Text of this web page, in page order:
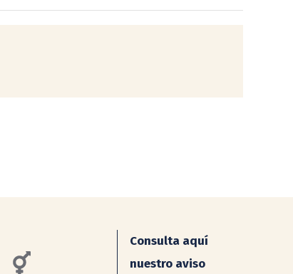
Consulta aquí
nuestro aviso